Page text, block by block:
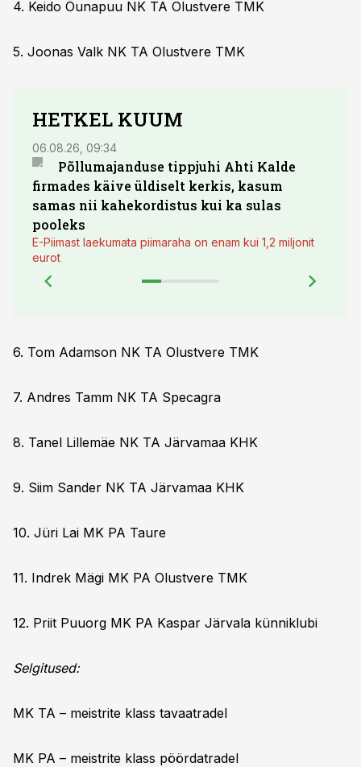
4. Keido Õunapuu NK TA Olustvere TMK
5. Joonas Valk NK TA Olustvere TMK
HETKEL KUUM
06.08.26, 09:34
Põllumajanduse tippjuhi Ahti Kalde
firmades käive üldiselt kerkis, kasum
samas nii kahekordistus kui ka sulas
pooleks
E-Piimast laekumata piimaraha on enam kui 1,2 miljonit
eurot
6. Tom Adamson NK TA Olustvere TMK
7. Andres Tamm NK TA Specagra
8. Tanel Lillemäe NK TA Järvamaa KHK
9. Siim Sander NK TA Järvamaa KHK
10. Jüri Lai MK PA Taure
11. Indrek Mägi MK PA Olustvere TMK
12. Priit Puuorg MK PA Kaspar Järvala künniklubi
Selgitused:
MK TA – meistrite klass tavaatradel
MK PA – meistrite klass pöördatradel